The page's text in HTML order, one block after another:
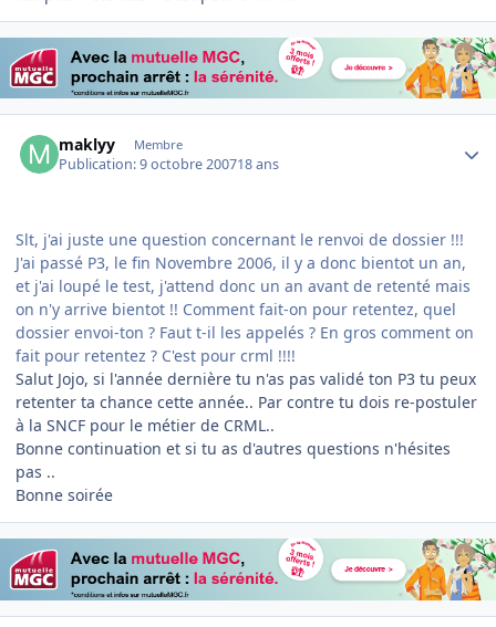
maklyy Membre
Publication:9 octobre 200718 ans
Slt, j'ai juste une question concernant le renvoi de dossier !!!
J'ai passé P3, le fin Novembre 2006, il y a donc bientot un an,
et j'ai loupé le test, j'attend donc un an avant de retenté mais
on n'y arrive bientot !! Comment fait-on pour retentez, quel
dossier envoi-ton ? Faut t-il les appelés ? En gros comment on
fait pour retentez ? C'est pour crml !!!!
Salut Jojo, si l'année dernière tu n'as pas validé ton P3 tu peux
retenter ta chance cette année.. Par contre tu dois re-postuler
à la SNCF pour le métier de CRML..
Bonne continuation et si tu as d'autres questions n'hésites
pas ..
Bonne soirée